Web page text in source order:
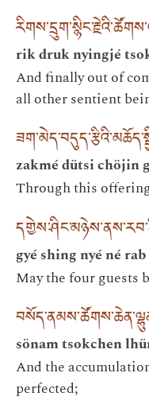
rik druk nyingjé
And finally out of
all other sentient
zakmé dütsi chöjin
Through this
gyé shing nyé né
May the four guests
sönam tsokchen
And the
perfected;